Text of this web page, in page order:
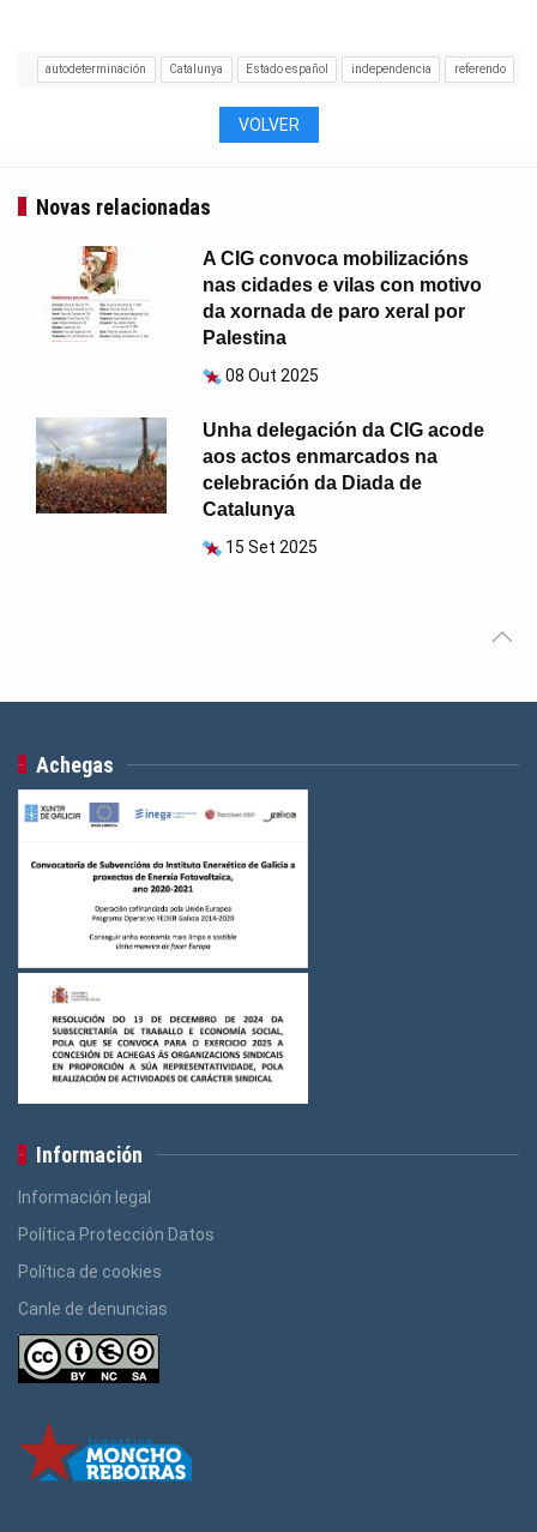
autodeterminación Catalunya Estado español independencia referendo
VOLVER
Novas relacionadas
A CIG convoca mobilizacións
nas cidades e vilas con motivo
da xornada de paro xeral por
Palestina
08 Out 2025
Unha delegación da CIG acode
aos actos enmarcados na
celebración da Diada de
Catalunya
15 Set 2025
Achegas
Información
Información legal
Política Protección Datos
Política de cookies
Canle de denuncias